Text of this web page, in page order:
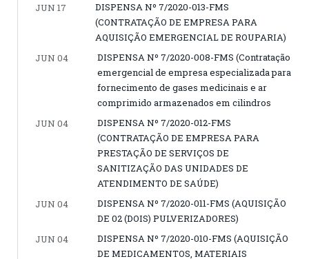
JUN 17
DISPENSA Nº 7/2020-013-FMS
(CONTRATAÇÃO DE EMPRESA PARA
AQUISIÇÃO EMERGENCIAL DE ROUPARIA)
JUN 04
DISPENSA Nº 7/2020-008-FMS (Contratação
emergencial de empresa especializada para
fornecimento de gases medicinais e ar
comprimido armazenados em cilindros
JUN 04
DISPENSA Nº 7/2020-012-FMS
(CONTRATAÇÃO DE EMPRESA PARA
PRESTAÇÃO DE SERVIÇOS DE
SANITIZAÇÃO DAS UNIDADES DE
ATENDIMENTO DE SAÚDE)
JUN 04
DISPENSA Nº 7/2020-011-FMS (AQUISIÇÃO
DE 02 (DOIS) PULVERIZADORES)
JUN 04
DISPENSA Nº 7/2020-010-FMS (AQUISIÇÃO
DE MEDICAMENTOS, MATERIAIS